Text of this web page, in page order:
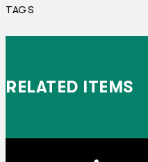
TAGS
RELATED ITEMS